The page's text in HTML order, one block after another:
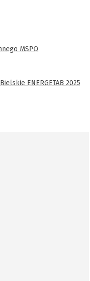
MSPO
ENERGETAB 2025